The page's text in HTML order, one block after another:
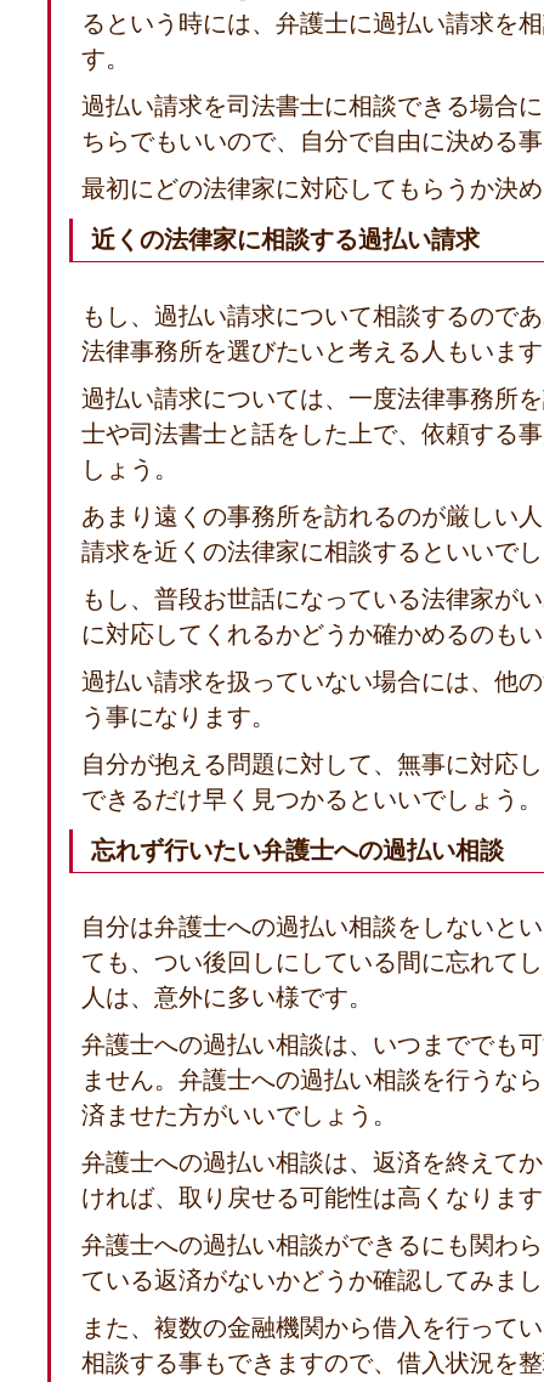
るという時には、弁護士に過払い請求を
す。
過払い請求を司法書士に相談できる場合
ちらでもいいので、自分で自由に決める
最初にどの法律家に対応してもらうか決
近くの法律家に相談する過払い請求
もし、過払い請求について相談するので
法律事務所を選びたいと考える人もいま
過払い請求については、一度法律事務所
士や司法書士と話をした上で、依頼する
しょう。
あまり遠くの事務所を訪れるのが厳しい
請求を近くの法律家に相談するといいで
もし、普段お世話になっている法律家が
に対応してくれるかどうか確かめるのも
過払い請求を扱っていない場合には、他
う事になります。
自分が抱える問題に対して、無事に対応
できるだけ早く見つかるといいでしょう。
忘れず行いたい弁護士への過払い相談
自分は弁護士への過払い相談をしないと
ても、つい後回しにしている間に忘れて
人は、意外に多い様です。
弁護士への過払い相談は、いつまででも
ません。弁護士への過払い相談を行うな
済ませた方がいいでしょう。
弁護士への過払い相談は、返済を終えて
ければ、取り戻せる可能性は高くなりま
弁護士への過払い相談ができるにも関わ
ている返済がないかどうか確認してみま
また、複数の金融機関から借入を行って
相談する事もできますので、借入状況を